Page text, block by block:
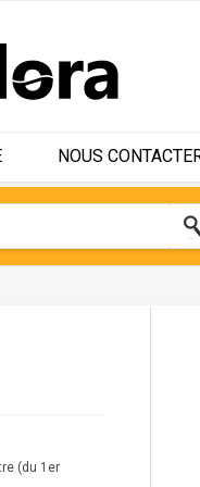
NOUS
(du 1er